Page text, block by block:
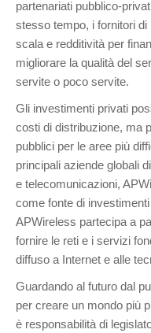
partenariati pubblico-
stesso tempo, i fornitori
scala e redditività per
migliorare la qualità del
servite o poco servite.
Gli investimenti privati
costi di distribuzione, ma
pubblici per le aree più
principali aziende globali
e telecomunicazioni,
come fonte di
APWireless partecipa a
fornire le reti e i servizi
diffuso a Internet e alle
Guardando al futuro dal
per creare un mondo più
è responsabilità di